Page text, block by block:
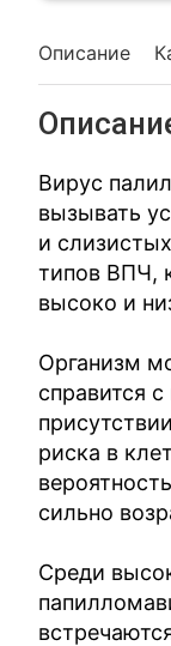
Описание
Вирус
вызывать
и
типов ВПЧ,
высоко и
Организм
справится
риска в
сильно
Среди